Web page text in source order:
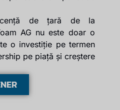
de țară de la
AG nu este doar o
o investiție pe termen
pe piață și creștere